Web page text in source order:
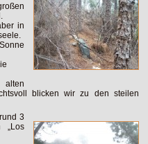
in
blicken wir zu den steilen
3
„Los